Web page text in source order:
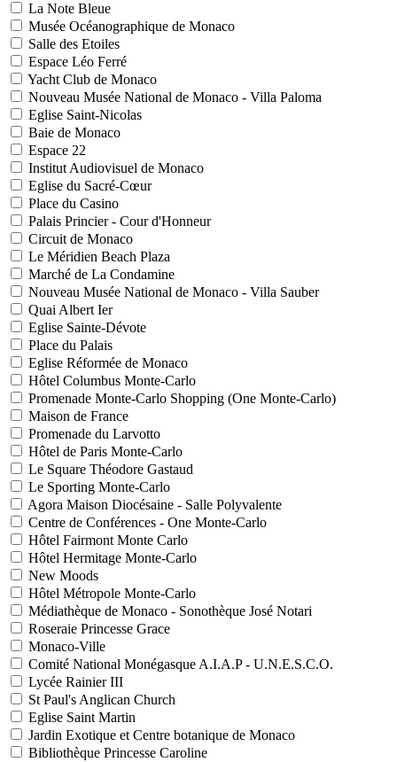
La Note Bleue
Musée Océanographique de Monaco
Salle des Etoiles
Espace Léo Ferré
Yacht Club de Monaco
Nouveau Musée National de Monaco - Villa Paloma
Eglise Saint-Nicolas
Baie de Monaco
Espace 22
Institut Audiovisuel de Monaco
Eglise du Sacré-Cœur
Place du Casino
Palais Princier - Cour d'Honneur
Circuit de Monaco
Le Méridien Beach Plaza
Marché de La Condamine
Nouveau Musée National de Monaco - Villa Sauber
Quai Albert Ier
Eglise Sainte-Dévote
Place du Palais
Eglise Réformée de Monaco
Hôtel Columbus Monte-Carlo
Promenade Monte-Carlo Shopping (One Monte-Carlo)
Maison de France
Promenade du Larvotto
Hôtel de Paris Monte-Carlo
Le Square Théodore Gastaud
Le Sporting Monte-Carlo
Agora Maison Diocésaine - Salle Polyvalente
Centre de Conférences - One Monte-Carlo
Hôtel Fairmont Monte Carlo
Hôtel Hermitage Monte-Carlo
New Moods
Hôtel Métropole Monte-Carlo
Médiathèque de Monaco - Sonothèque José Notari
Roseraie Princesse Grace
Monaco-Ville
Comité National Monégasque A.I.A.P - U.N.E.S.C.O.
Lycée Rainier III
St Paul's Anglican Church
Eglise Saint Martin
Jardin Exotique et Centre botanique de Monaco
Bibliothèque Princesse Caroline